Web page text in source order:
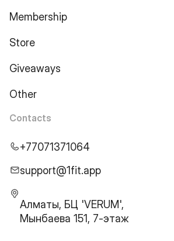
Membership
Store
Giveaways
Other
Contacts
+77071371064
support@1fit.app
Алматы, БЦ 'VERUM',
Мынбаева 151, 7-этаж